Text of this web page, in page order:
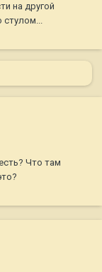
на другой
стулом...
Что там